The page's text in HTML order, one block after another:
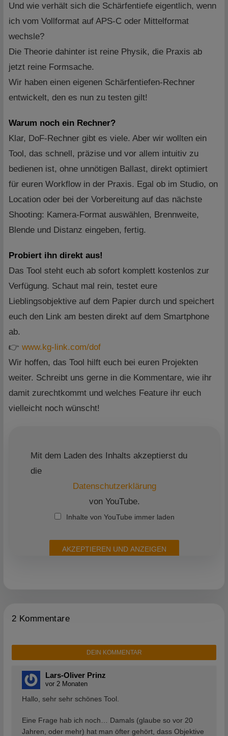
Und wie verhält sich die Schärfentiefe eigentlich, wenn
ich vom Vollformat auf APS-C oder Mittelformat
wechsle?
Die Theorie dahinter ist reine Physik, die Praxis ab
jetzt reine Formsache.
Wir haben einen eigenen Schärfentiefen-Rechner
entwickelt, den es nun zu testen gilt!
Warum noch ein Rechner?
Klar, DoF-Rechner gibt es viele. Aber wir wollten ein
Tool, das schnell, präzise und vor allem intuitiv zu
bedienen ist, ohne unnötigen Ballast, direkt optimiert
für euren Workflow in der Praxis. Egal ob im Studio, on
Location oder bei der Vorbereitung auf das nächste
Shooting: Kamera-Format auswählen, Brennweite,
Blende und Distanz eingeben, fertig.
Probiert ihn direkt aus!
Das Tool steht euch ab sofort komplett kostenlos zur
Verfügung. Schaut mal rein, testet eure
Lieblingsobjektive auf dem Papier durch und speichert
euch den Link am besten direkt auf dem Smartphone
ab.
👉 www.kg-link.com/dof
Wir hoffen, das Tool hilft euch bei euren Projekten
weiter. Schreibt uns gerne in die Kommentare, wie ihr
damit zurechtkommt und welches Feature ihr euch
vielleicht noch wünscht!
Mit dem Laden des Inhalts akzeptierst du
die
Datenschutzerklärung
von YouTube.
Inhalte von YouTube immer laden
AKZEPTIEREN UND ANZEIGEN
2 Kommentare
DEIN KOMMENTAR
Lars-Oliver Prinz
vor 2 Monaten
Hallo, sehr sehr schönes Tool.
Eine Frage hab ich noch… Damals (glaube so vor 20
Jahren, oder mehr) hat man öfter gehört, dass Objektive